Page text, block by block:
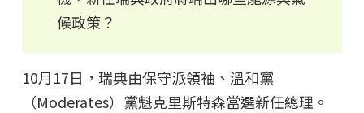
候政策？
10月17日，瑞典由保守派領袖、溫和黨
（Moderates）黨魁克里斯特森當選新任總理。